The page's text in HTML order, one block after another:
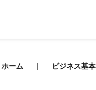
ホーム ビジネス基本